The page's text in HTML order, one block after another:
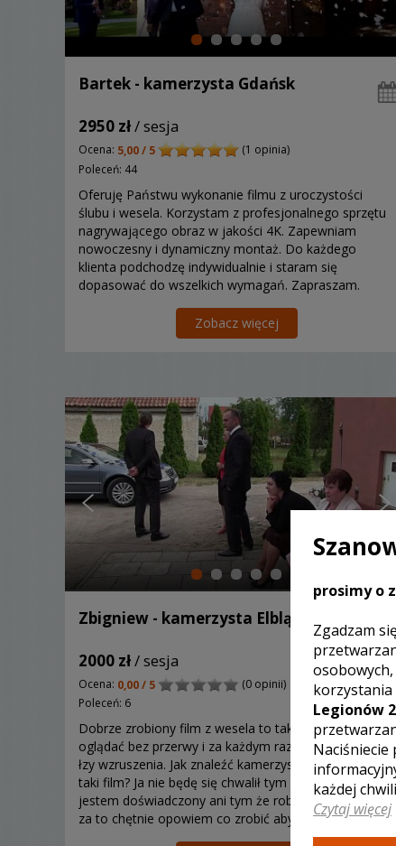
Bartek - kamerzysta Gdańsk
2950 zł/ sesja
Ocena: 5,00 / 5
(1 opinia)
Poleceń: 44
Oferuję Państwu wykonanie filmu z uroczystości
ślubu i wesela. Korzystam z profesjonalnego sprzętu
nagrywającego obraz w jakości 4K. Zapewniam
nowoczesny i dynamiczny montaż. Do każdego
klienta podchodzę indywidualnie i staram się
dopasować do wszelkich wymagań. Zapraszam.
Zobacz więcej
Zbigniew - kamerzysta Elbląg
2000 zł/ sesja
Ocena: 0,00 / 5
(0 opinii)
Poleceń: 6
Dobrze zrobiony film z wesela to taki, który chce się
oglądać bez przerwy i za każdym razem pojawiają się
łzy wzruszenia. Jak znaleźć kamerzystę, który zrobi
taki film? Ja nie będę się chwalił tym jak bardzo
jestem doświadczony ani tym że robię najlepsze filmy
za to chętnie opowiem co zrobić aby film wzruszał
nawet po kilkunastokrotnym oglądaniu....
prosimy o
Zgadzam
korzystania
Legionów
Naciśniecie
każdej
Czytaj więcej